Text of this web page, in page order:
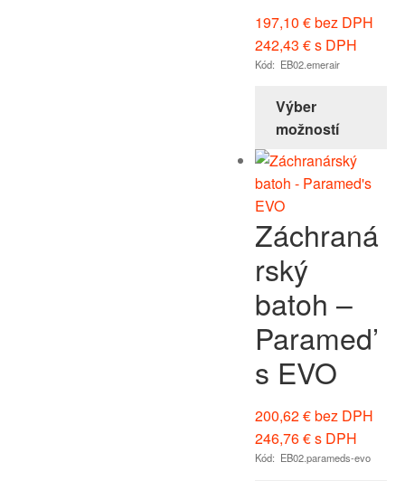
197,10 €bez DPH
242,43 €s DPH
Kód: EB02.emerair
Výber
možností
Záchraná
rský
batoh –
Paramed’
s EVO
200,62€bez DPH
246,76€s DPH
Kód: EB02.parameds-evo